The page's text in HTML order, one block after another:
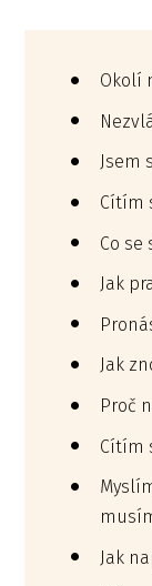
Okolí
Jsem
Cítím
Co se
Jak
Jak
Proč
Cítím
Jak